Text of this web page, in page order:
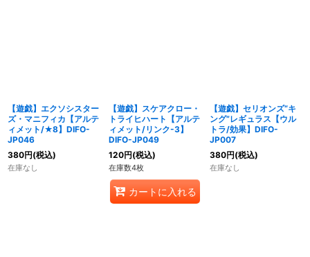
【遊戯】エクソシスター
ズ・マニフィカ【アルテ
ィメット/★8】DIFO-
JP046
380円(税込)
在庫なし
【遊戯】スケアクロー・
トライヒハート【アルテ
ィメット/リンク-3】
DIFO-JP049
120円(税込)
在庫数4枚
カートに入れる
【遊戯】セリオンズ“キ
ング”レギュラス【ウル
トラ/効果】DIFO-
JP007
380円(税込)
在庫なし